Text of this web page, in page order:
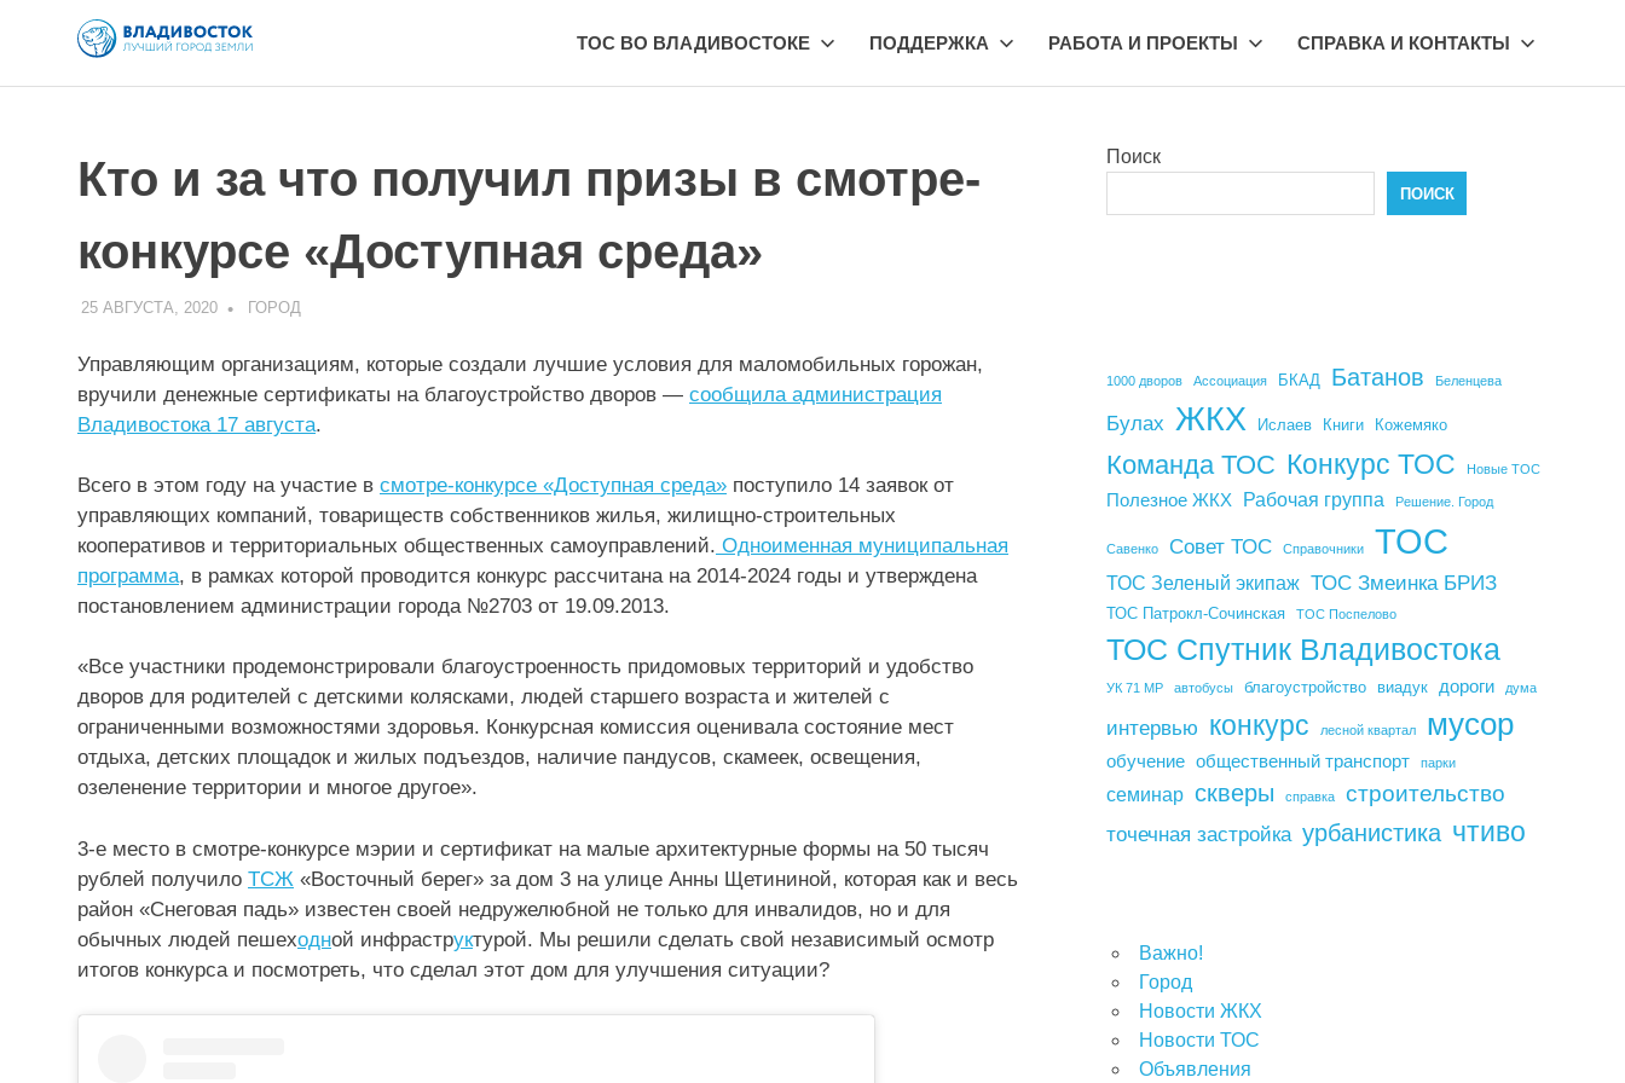
ТОС ВО ВЛАДИВОСТОКЕ ПОДДЕРЖКА РАБОТА И ПРОЕКТЫ СПРАВКА И КОНТАКТЫ
Кто и за что получил призы в смотре-
конкурсе «Доступная среда»
25 АВГУСТА, 2020 ADMIN
ГОРОД
Управляющим организациям, которые создали лучшие условия для маломобильных горожан,
вручили денежные сертификаты на благоустройство дворов — сообщила администрация
Владивостока 17 августа.
Всего в этом году на участие в смотре-конкурсе «Доступная среда» поступило 14 заявок от
управляющих компаний, товариществ собственников жилья, жилищно-строительных
кооперативов и территориальных общественных самоуправлений. Одноименная муниципальная
программа, в рамках которой проводится конкурс рассчитана на 2014-2024 годы и утверждена
постановлением администрации города №2703 от 19.09.2013.
«Все участники продемонстрировали благоустроенность придомовых территорий и удобство
дворов для родителей с детскими колясками, людей старшего возраста и жителей с
ограниченными возможностями здоровья. Конкурсная комиссия оценивала состояние мест
отдыха, детских площадок и жилых подъездов, наличие пандусов, скамеек, освещения,
озеленение территории и многое другое».
3-е место в смотре-конкурсе мэрии и сертификат на малые архитектурные формы на 50 тысяч
рублей получило ТСЖ «Восточный берег» за дом 3 на улице Анны Щетининой, которая как и весь
район «Снеговая падь» известен своей недружелюбной не только для инвалидов, но и для
обычных людей пешеходной инфраструктурой. Мы решили сделать свой независимый осмотр
итогов конкурса и посмотреть, что сделал этот дом для улучшения ситуации?
Поиск
ПОИСК
1000 дворов Ассоциация БКАД Батанов Беленцева
Булах ЖКХ Ислаев Книги Кожемяко
Команда ТОС Конкурс ТОС Новые ТОС
Полезное ЖКХ Рабочая группа Решение. Город
Савенко Совет ТОС Справочники ТОС
ТОС Зеленый экипаж ТОС Змеинка БРИЗ
ТОС Патрокл-Сочинская ТОС Поспелово
ТОС Спутник Владивостока
УК 71 МР автобусы благоустройство виадук дороги дума
интервью конкурс лесной квартал мусор
обучение общественный транспорт парки
семинар скверы справка строительство
точечная застройка урбанистика чтиво
Важно!
Город
Новости ЖКХ
Новости ТОС
Объявления